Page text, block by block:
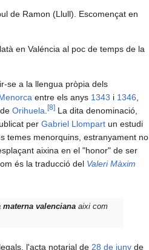
de Ramon (Llull). Escomençat en
en Valéncia al poc de temps de la
se a la llengua pròpia dels
entre els anys 1343 i 1346
Orihuela [8] La dita denominació,
per Gabriel Llompart un estudi
temes menorquins, estranyament no
aixina en el "honor" de ser
és la traducció del Valeri Màxim
valenciana aixi com
l'acta notarial de 28 de juny de